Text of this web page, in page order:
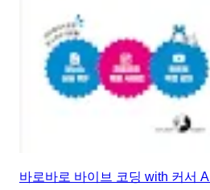
바로바로 바이브 코딩 with 커서 AI